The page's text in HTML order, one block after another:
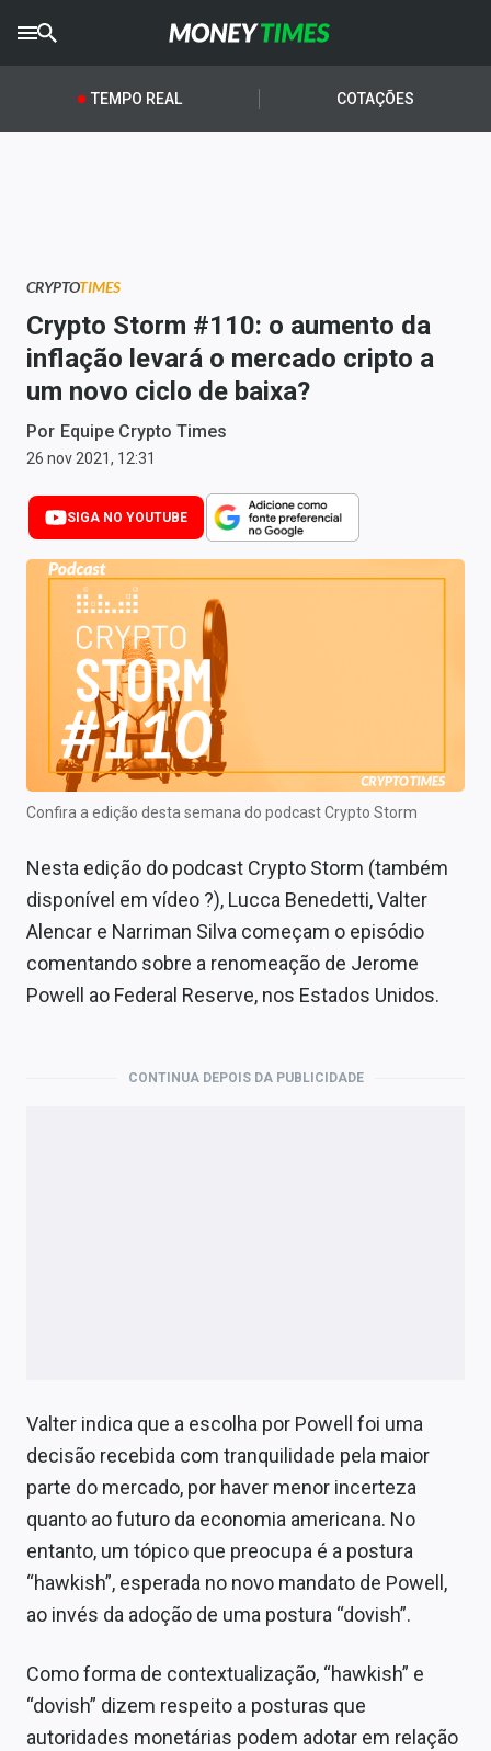
CRYPTOTIMES
AGROTIMES
Newsletters
Money Trader
Anuncie
Últimas Notícias
Newsletters
Cotações
Comprar ou vender?
Carteiras Recomendadas
Central de Dividendos
Central de Fundos Imobiliários
Central dos IPOs
Finanças Pessoais
Mercados
Economia
Conteúdo de Marca
Sobre
Expediente
Contato
TEMPO REAL COTAÇÕES
CRYPTOTIMES
Crypto Storm #110: o aumento da
inflação levará o mercado cripto a
um novo ciclo de baixa?
Por Equipe Crypto Times
26 nov 2021, 12:31
SIGA NO YOUTUBE
Confira a edição desta semana do podcast Crypto Storm
Nesta edição do podcast Crypto Storm (também
disponível em vídeo ?), Lucca Benedetti, Valter
Alencar e Narriman Silva começam o episódio
comentando sobre a renomeação de Jerome
Powell ao Federal Reserve, nos Estados Unidos.
CONTINUA DEPOIS DA PUBLICIDADE
Valter indica que a escolha por Powell foi uma
decisão recebida com tranquilidade pela maior
parte do mercado, por haver menor incerteza
quanto ao futuro da economia americana. No
entanto, um tópico que preocupa é a postura
“hawkish”, esperada no novo mandato de Powell,
ao invés da adoção de uma postura “dovish”.
Como forma de contextualização, “hawkish” e
“dovish” dizem respeito a posturas que
autoridades monetárias podem adotar em relação